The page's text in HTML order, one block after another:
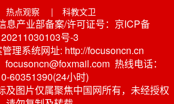
热点观察 | 科教文卫
息产业部备案/许可证号：京ICP备
20211030103号-3
理系统网址: http://focusoncn.cn
热线电话：
60351390(24小时)
及图片仅属聚焦中国网所有，未经授权